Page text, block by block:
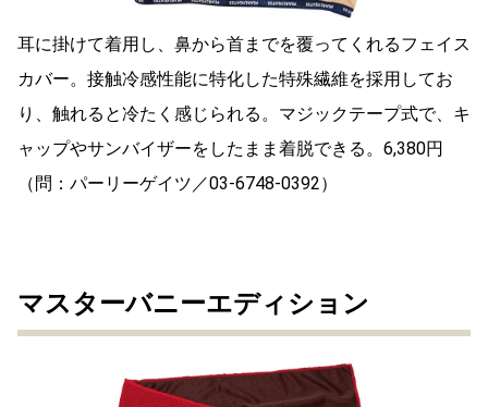
耳に掛けて着用し、鼻から首までを覆ってくれるフェイス
カバー。接触冷感性能に特化した特殊繊維を採用してお
り、触れると冷たく感じられる。マジックテープ式で、キ
ャップやサンバイザーをしたまま着脱できる。6,380円
（問：パーリーゲイツ／03-6748-0392）
マスターバニーエディション